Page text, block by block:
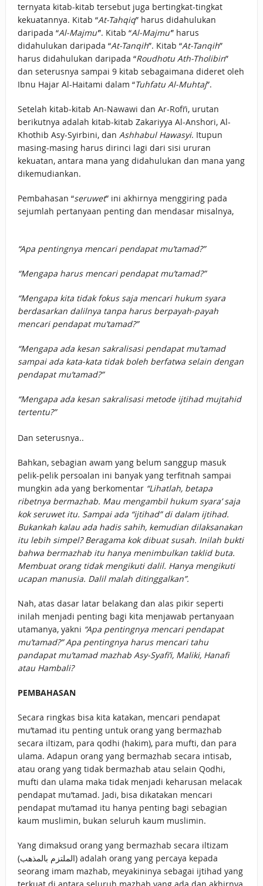
ternyata kitab-kitab tersebut juga bertingkat-tingkat
kekuatannya. Kitab “At-Tahqiq” harus didahulukan
daripada “Al-Majmu’”. Kitab “Al-Majmu’” harus
didahulukan daripada “At-Tanqih”. Kitab “At-Tanqih”
harus didahulukan daripada “Roudhotu Ath-Tholibin”
dan seterusnya sampai 9 kitab sebagaimana dideret oleh
Ibnu Hajar Al-Haitami dalam “Tuhfatu Al-Muhtaj”.
Setelah kitab-kitab An-Nawawi dan Ar-Rofi’i, urutan
berikutnya adalah kitab-kitab Zakariyya Al-Anshori, Al-
Khothib Asy-Syirbini, dan Ashhabul Hawasyi. Itupun
masing-masing harus dirinci lagi dari sisi ururan
kekuatan, antara mana yang didahulukan dan mana yang
dikemudiankan.
Pembahasan “seruwet” ini akhirnya menggiring pada
sejumlah pertanyaan penting dan mendasar misalnya,
“Apa pentingnya mencari pendapat mu’tamad?”
“Mengapa harus mencari pendapat mu’tamad?”
“Mengapa kita tidak fokus saja mencari hukum syara
berdasarkan dalilnya tanpa harus berpayah-payah
mencari pendapat mu’tamad?”
“Mengapa ada kesan sakralisasi pendapat mu’tamad
sampai ada kata-kata tidak boleh berfatwa selain dengan
pendapat mu’tamad?”
“Mengapa ada kesan sakralisasi metode ijtihad mujtahid
tertentu?”
Dan seterusnya..
Bahkan, sebagian awam yang belum sanggup masuk
pelik-pelik persoalan ini banyak yang terfitnah sampai
mungkin ada yang berkomentar “Lihatlah, betapa
ribetnya bermazhab. Mau mengambil hukum syara’ saja
kok seruwet itu. Sampai ada “ijtihad” di dalam ijtihad.
Bukankah kalau ada hadis sahih, kemudian dilaksanakan
itu lebih simpel? Beragama kok dibuat susah. Inilah bukti
bahwa bermazhab itu hanya menimbulkan taklid buta.
Membuat orang tidak mengikuti dalil. Hanya mengikuti
ucapan manusia. Dalil malah ditinggalkan”.
Nah, atas dasar latar belakang dan alas pikir seperti
inilah menjadi penting bagi kita menjawab pertanyaan
utamanya, yakni “Apa pentingnya mencari pendapat
mu’tamad?” Apa pentingnya harus mencari tahu
pandapat mu’tamad mazhab Asy-Syafi’i, Maliki, Hanafi
atau Hambali?
PEMBAHASAN
Secara ringkas bisa kita katakan, mencari pendapat
mu’tamad itu penting untuk orang yang bermazhab
secara iltizam, para qodhi (hakim), para mufti, dan para
ulama. Adapun orang yang bermazhab secara intisab,
atau orang yang tidak bermazhab atau selain Qodhi,
mufti dan ulama maka tidak menjadi keharusan melacak
pendapat mu’tamad. Jadi, bisa dikatakan mencari
pendapat mu’tamad itu hanya penting bagi sebagian
kaum muslimin, bukan seluruh kaum muslimin.
Yang dimaksud orang yang bermazhab secara iltizam
(الملتزم بالمذهب) adalah orang yang percaya kepada
seorang imam mazhab, meyakininya sebagai ijtihad yang